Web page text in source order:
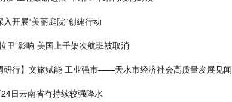
开展“美丽庭院”创建行动
里”影响 美国上千架次航班被取消
研行】文旅赋能 工业强市——天水市经济社会高质量发展见闻
日云南省有持续较强降水